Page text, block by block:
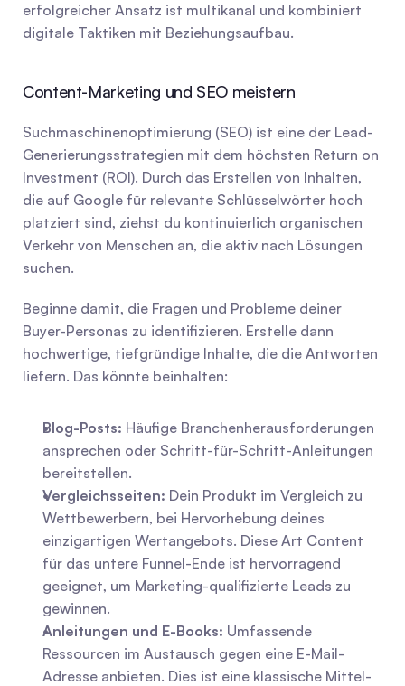
erfolgreicher Ansatz ist multikanal und kombiniert
digitale Taktiken mit Beziehungsaufbau.
Content-Marketing und SEO meistern
Suchmaschinenoptimierung (SEO) ist eine der Lead-
Generierungsstrategien mit dem höchsten Return on
Investment (ROI). Durch das Erstellen von Inhalten,
die auf Google für relevante Schlüsselwörter hoch
platziert sind, ziehst du kontinuierlich organischen
Verkehr von Menschen an, die aktiv nach Lösungen
suchen.
Beginne damit, die Fragen und Probleme deiner
Buyer-Personas zu identifizieren. Erstelle dann
hochwertige, tiefgründige Inhalte, die die Antworten
liefern. Das könnte beinhalten:
Blog-Posts: Häufige Branchenherausforderungen
ansprechen oder Schritt-für-Schritt-Anleitungen
bereitstellen.
Vergleichsseiten: Dein Produkt im Vergleich zu
Wettbewerbern, bei Hervorhebung deines
einzigartigen Wertangebots. Diese Art Content
für das untere Funnel-Ende ist hervorragend
geeignet, um Marketing-qualifizierte Leads zu
gewinnen.
Anleitungen und E-Books: Umfassende
Ressourcen im Austausch gegen eine E-Mail-
Adresse anbieten. Dies ist eine klassische Mittel-